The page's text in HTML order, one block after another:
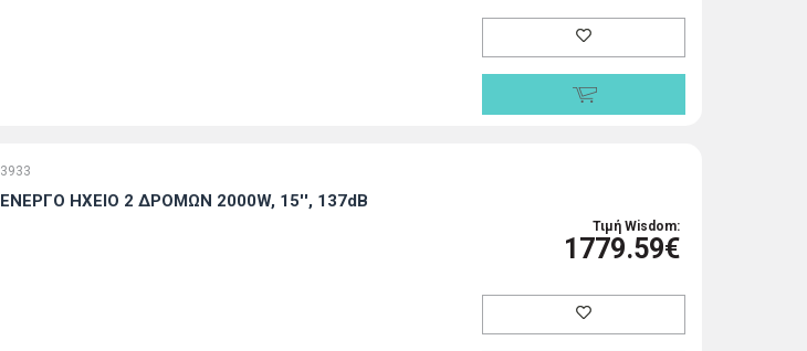
3933
ΕΝΕΡΓΟ ΗΧΕΙΟ 2 ΔΡΟΜΩΝ 2000W, 15'', 137dB
Τιμή Wisdom:
1779.59€